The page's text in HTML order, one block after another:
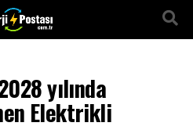
yılında
Elektrikli